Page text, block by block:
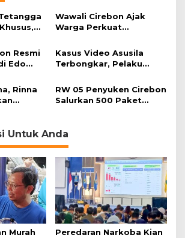
Wawali Cirebon Ajak
Warga Perkuat
Momentum Harjad ke-
599
Resmi
Edo
Kasus Video Asusila
Terbongkar, Pelaku
Korban Baru
Rinna
RW 05 Penyuken Cirebon
Salurkan 500 Paket
Untuk Anda
Murah
Peredaran Narkoba Kian